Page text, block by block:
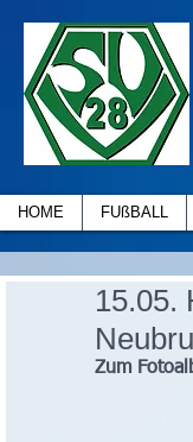
HOME FUßBALL
15.05.
Zum